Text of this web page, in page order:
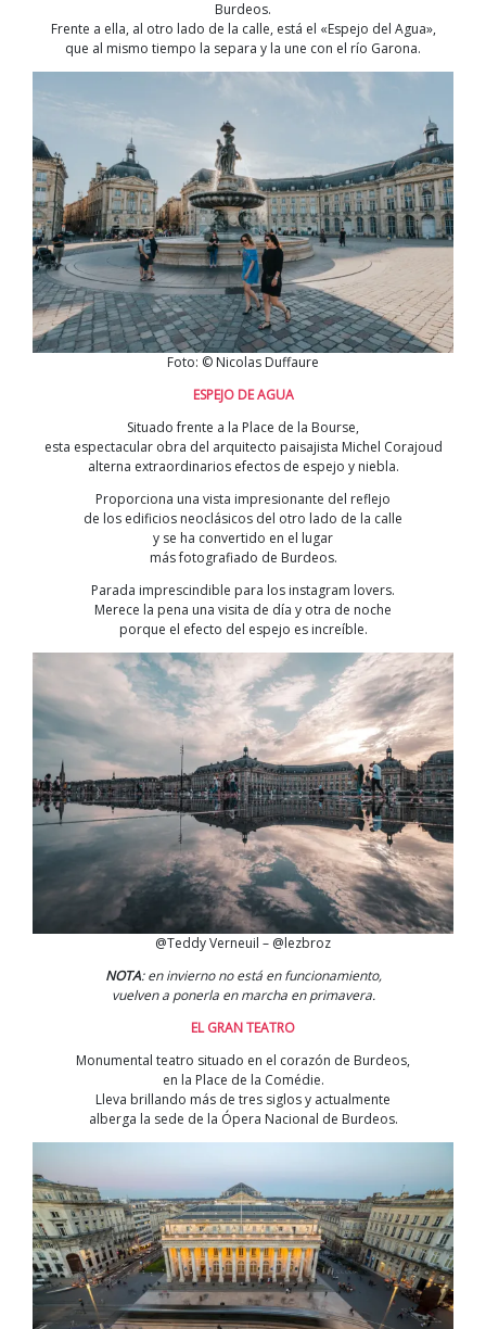
Burdeos.
Frente a ella, al otro lado de la calle, está el «Espejo del Agua»,
que al mismo tiempo la separa y la une con el río Garona.
Foto: © Nicolas Duffaure
ESPEJO DE AGUA
Situado frente a la Place de la Bourse,
esta espectacular obra del arquitecto paisajista Michel Corajoud
alterna extraordinarios efectos de espejo y niebla.
Proporciona una vista impresionante del reflejo
de los edificios neoclásicos del otro lado de la calle
y se ha convertido en el lugar
más fotografiado de Burdeos.
Parada imprescindible para los instagram lovers.
Merece la pena una visita de día y otra de noche
porque el efecto del espejo es increíble.
@Teddy Verneuil – @lezbroz
NOTA: en invierno no está en funcionamiento,
vuelven a ponerla en marcha en primavera.
EL GRAN TEATRO
Monumental teatro situado en el corazón de Burdeos,
en la Place de la Comédie.
Lleva brillando más de tres siglos y actualmente
alberga la sede de la Ópera Nacional de Burdeos.